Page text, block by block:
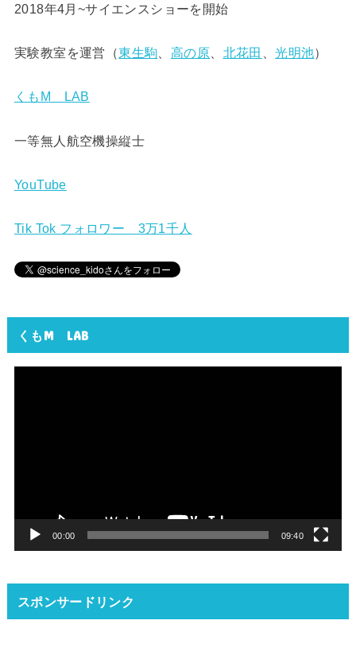
2018年4月~サイエンスショーを開始
実験教室を運営（東生駒 高の原 北花田 、光明池）
くもM LAB
一等無人航空機操縦士
YouTube
Tik Tok フォロワー 3万1千人
くもM LAB
00:00 09:40
スポンサードリンク